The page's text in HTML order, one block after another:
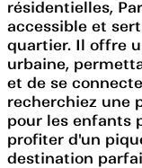
résidentielles,
accessible et
quartier. Il offre
urbaine,
et de se
recherchiez une
pour les enfants
profiter d'un
destination